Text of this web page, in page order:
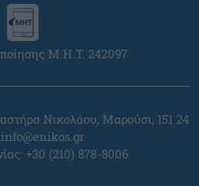
Μ.Η.Τ. 242097
Νικολάου, Μαρούσι, 151 24
info@enikos.gr
+30 (210) 878-8006